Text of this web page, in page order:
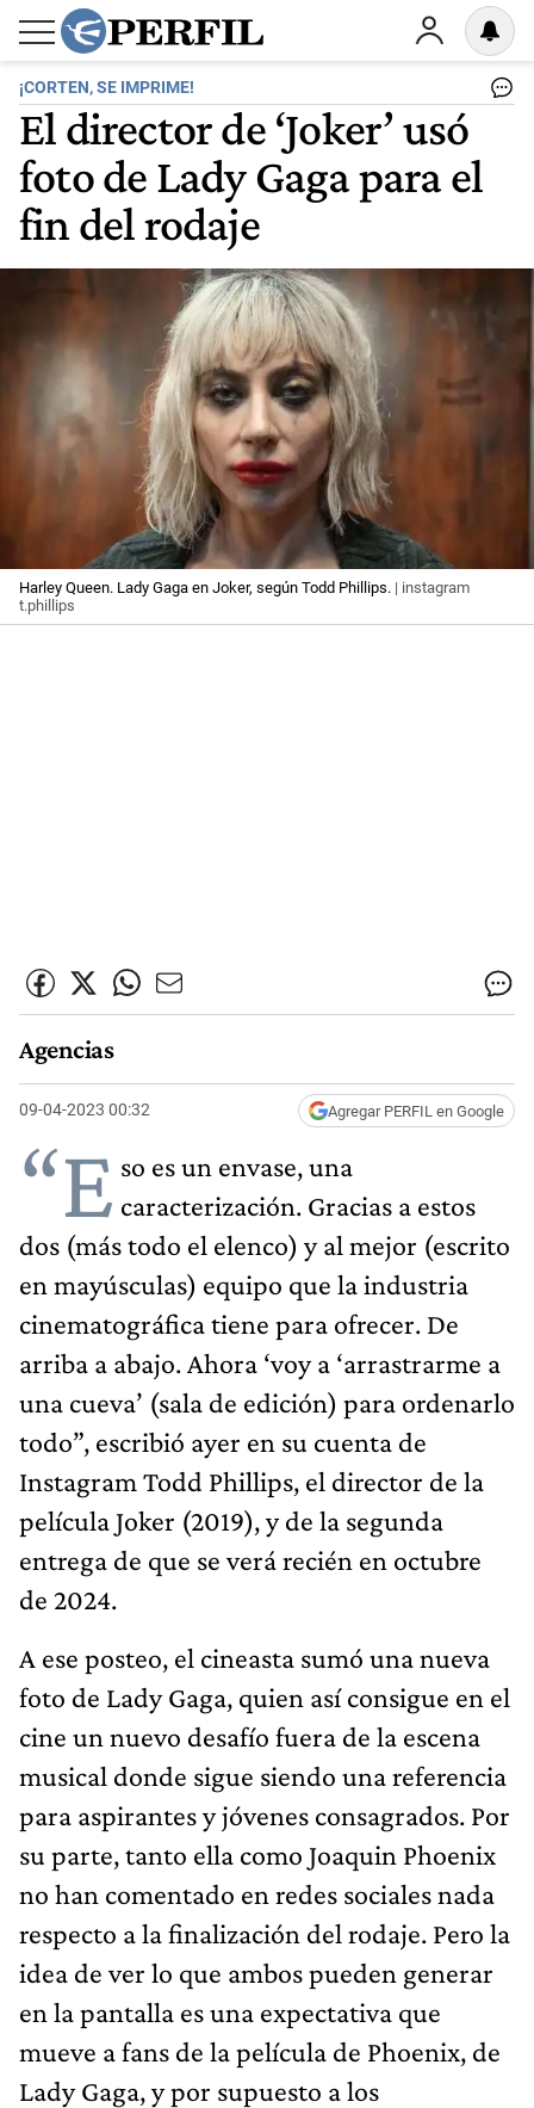
¡CORTEN, SE IMPRIME!
El director de ‘Joker’ usó
foto de Lady Gaga para el
fin del rodaje
Harley Queen. Lady Gaga en Joker, según Todd Phillips. | instagram
t.phillips
Agencias
09-04-2023 00:32 Agregar PERFIL en Google
“E so es un envase, una
caracterización. Gracias a estos
dos (más todo el elenco) y al mejor (escrito
en mayúsculas) equipo que la industria
cinematográfica tiene para ofrecer. De
arriba a abajo. Ahora ‘voy a ‘arrastrarme a
una cueva’ (sala de edición) para ordenarlo
todo”, escribió ayer en su cuenta de
Instagram Todd Phillips, el director de la
película Joker (2019), y de la segunda
entrega de que se verá recién en octubre
de 2024.
A ese posteo, el cineasta sumó una nueva
foto de Lady Gaga, quien así consigue en el
cine un nuevo desafío fuera de la escena
musical donde sigue siendo una referencia
para aspirantes y jóvenes consagrados. Por
su parte, tanto ella como Joaquin Phoenix
no han comentado en redes sociales nada
respecto a la finalización del rodaje. Pero la
idea de ver lo que ambos pueden generar
en la pantalla es una expectativa que
mueve a fans de la película de Phoenix, de
Lady Gaga, y por supuesto a los